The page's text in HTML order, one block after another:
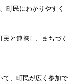
町民にわかりやすく
と連携し、まちづく
、町民が広く参加で